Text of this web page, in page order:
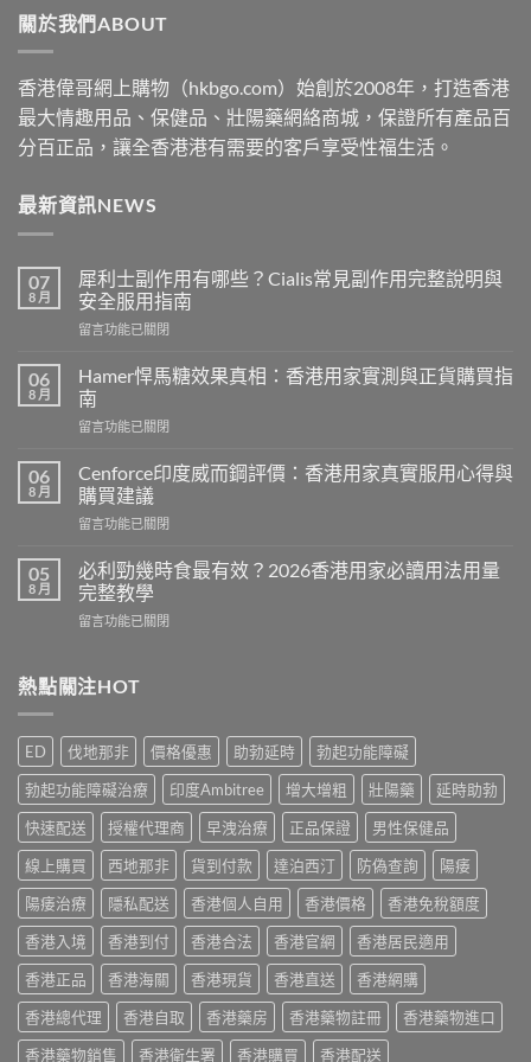
關於我們ABOUT
香港偉哥網上購物（hkbgo.com）始創於2008年，打造香港
最大情趣用品、保健品、壯陽藥網絡商城，保證所有產品百
分百正品，讓全香港港有需要的客戶享受性福生活。
最新資訊NEWS
07
8 月
犀利士副作用有哪些？Cialis常見副作用完整說明與
安全服用指南
在
利
士
副
作
有
哪
些？
Cialis
見
副
用
說
安
全
服
用
指
南〉
中
留言功能已關閉
06
8 月
Hamer悍馬糖效果真相：香港用家實測與正貨購買指
南
在
悍
馬
糖
效
真
相：
香
港
實
正
貨
購
買
指
南〉
中
留言功能已關閉
06
8 月
Cenforce印度威而鋼評價：香港用家真實服用心得與
購買建議
在
印
度
威
而
價：
用
家
真
實
服
用
心
得
與
購
買
建
議〉
中
留言功能已關閉
05
8 月
必利勁幾時食最有效？2026香港用家必讀用法用量
完整教學
在
勁
幾
食
最
有
效？
2026
香
港
用
家
必
讀
用
法
用
量
完
留言功能已關閉
熱點關注HOT
ED 伐地那非 價格優惠 助勃延時
勃起功能障礙
勃起功能障礙治療
印度Ambitree 增大增粗 壯陽藥
延時助勃
快速配送
授權代理商 早洩治療 正品保證
男性保健品
線上購買
西地那非 貨到付款 達泊西汀 防偽查詢
陽痿
陽痿治療
隱私配送 香港個人自用 香港價格
香港免稅額度
香港入境
香港到付 香港合法 香港官網
香港居民適用
香港正品
香港海關 香港現貨 香港直送
香港網購
香港總代理
香港自取 香港藥房 香港藥物註冊
香港藥物進口
香港藥物銷售
香港衛生署 香港購買 香港配送